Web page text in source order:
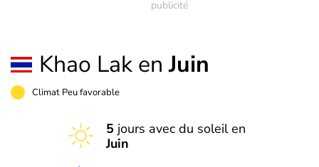
Khao Lak enJuin
Climat Peu favorable
5 jours avec du soleil en
Juin